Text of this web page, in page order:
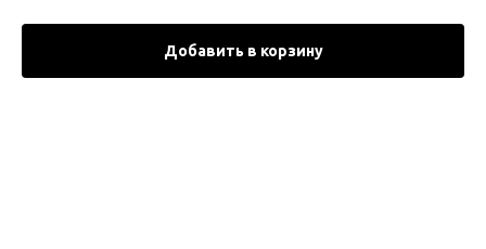
Добавить в корзину